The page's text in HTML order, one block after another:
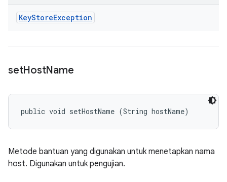
KeyStoreException
setHostName
public void setHostName (String hostName)
Metode bantuan yang digunakan untuk menetapkan nama
host. Digunakan untuk pengujian.